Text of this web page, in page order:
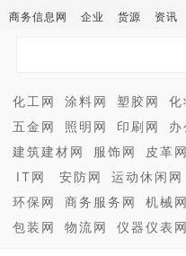
商务信息网 企业 货源 资讯
化工网 涂料网 塑胶网 化
五金网
照明网 印刷网 办
建筑建材网
服饰网 皮革网
IT网
安防网 运动休闲网
环保网
商务服务网 机械网
包装网
物流网 仪器仪表网